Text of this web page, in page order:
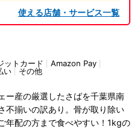
使える店舗・サービス一覧
ットカード
Amazon Pay
い その他
ー産の厳選したさばを千葉県南
不揃いの訳あり。骨が取り除い
年配の方まで食べやすい！1kgの